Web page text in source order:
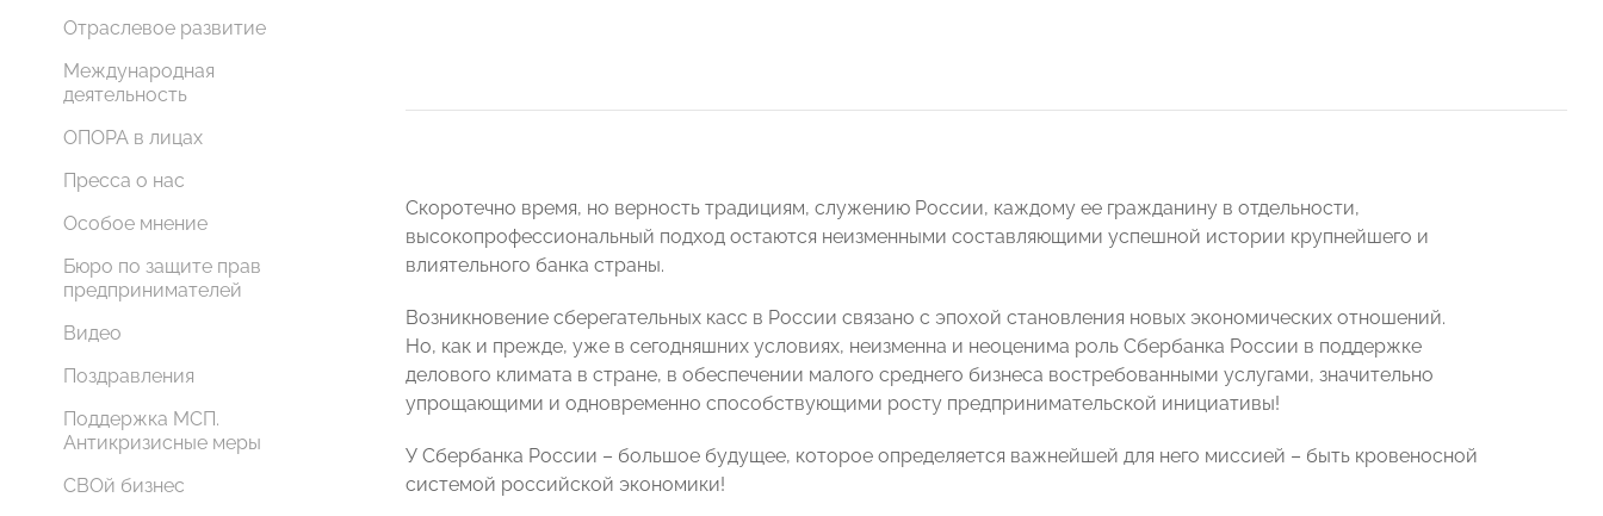
Отраслевое развитие
Международная
деятельность
ОПОРА в лицах
Пресса о нас
Особое мнение
Бюро по защите прав
предпринимателей
Видео
Поздравления
Поддержка МСП.
Антикризисные меры
СВОй бизнес
Скоротечно время, но верность традициям, служению России, каждому ее гражданину в отдельности,
высокопрофессиональный подход остаются неизменными составляющими успешной истории крупнейшего и
влиятельного банка страны.
Возникновение сберегательных касс в России связано с эпохой становления новых экономических отношений.
Но, как и прежде, уже в сегодняшних условиях, неизменна и неоценима роль Сбербанка России в поддержке
делового климата в стране, в обеспечении малого среднего бизнеса востребованными услугами, значительно
упрощающими и одновременно способствующими росту предпринимательской инициативы!
У Сбербанка России – большое будущее, которое определяется важнейшей для него миссией – быть кровеносной
системой российской экономики!